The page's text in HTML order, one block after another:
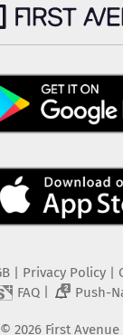
Privacy Policy|
FAQ| 2 Push-
© 2026 First Avenue